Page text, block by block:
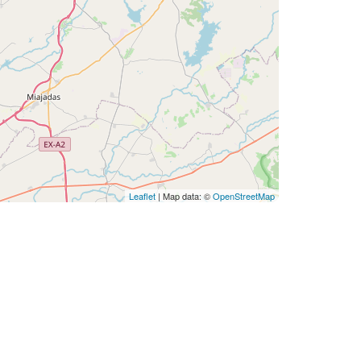
Leaflet | Map data: ©OpenStreetMap